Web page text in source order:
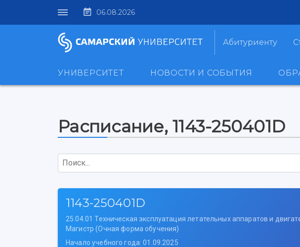
06.08.2026
Абитуриенту
УНИВЕРСИТЕТ НОВОСТИ И СОБЫТИЯ
Расписание, 1143-250401D
Поиск...
1143-250401D
25.04.01 Техническая эксплуатация летательных аппаратов и
Магистр (Очная форма обучения)
Начало учебного года: 01.09.2025